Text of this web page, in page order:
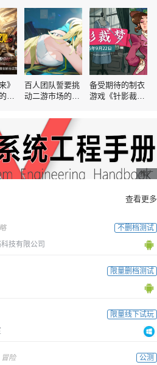
》
赛
百人团队誓要挑
动二游市场的空
备受期待的制衣
游戏《针影裁
将将于9月22日
发售！
推广
查看更多
不删档测试
科技有限公司
限量删档测试
限量线下试玩
冒险
公测